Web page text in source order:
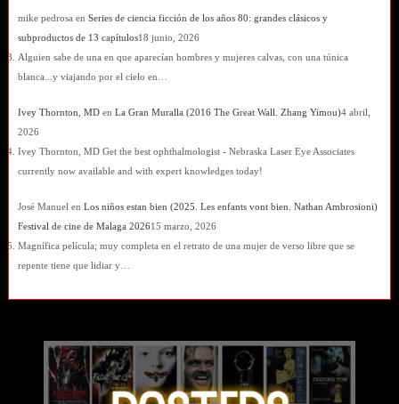
mike pedrosa en Series de ciencia ficción de los años 80: grandes clásicos y
subproductos de 13 capítulos18 junio, 2026
Alguien sabe de una en que aparecían hombres y mujeres calvas, con una túnica
blanca...y viajando por el cielo en…
Ivey Thornton, MDen La Gran Muralla (2016 The Great Wall. Zhang Yimou)4 abril,
2026
Ivey Thornton, MD Get the best ophthalmologist - Nebraska Laser Eye Associates
currently now available and with expert knowledges today!
José Manuel en Los niños estan bien (2025. Les enfants vont bien. Nathan Ambrosioni)
Festival de cine de Malaga 202615 marzo, 2026
Magnífica película; muy completa en el retrato de una mujer de verso libre que se
repente tiene que lidiar y…